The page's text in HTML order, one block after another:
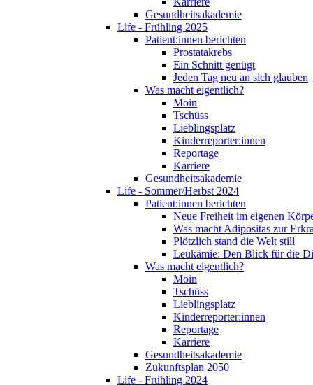
Gesundheitsakademie
Life - Frühling 2025
Patient:innen berichten
Prostatakrebs
Ein Schnitt genügt
Jeden Tag neu an sich glauben
Was macht eigentlich?
Moin
Tschüss
Lieblingsplatz
Kinderreporter:innen
Reportage
Karriere
Gesundheitsakademie
Life - Sommer/Herbst 2024
Patient:innen berichten
Neue Freiheit im eigenen
Was macht Adipositas zur
Plötzlich stand die Welt still
Leukämie: Den Blick für die
Was macht eigentlich?
Moin
Tschüss
Lieblingsplatz
Kinderreporter:innen
Reportage
Karriere
Gesundheitsakademie
Zukunftsplan 2050
Life - Frühling 2024